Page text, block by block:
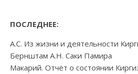
ПОСЛЕДНЕЕ:
А.С. Из жизни и деятельности
Бернштам А.Н. Саки Памира
Макарий. Отчёт о состоянии